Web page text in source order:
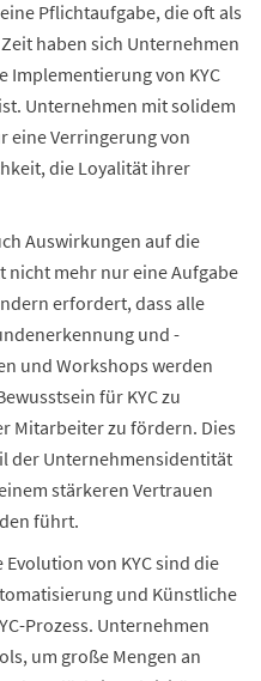
Pflichtaufgabe, die oft als
haben sich Unternehmen
Implementierung von KYC
Unternehmen mit solidem
eine Verringerung von
die Loyalität ihrer
Auswirkungen auf die
nicht mehr nur eine Aufgabe
erfordert, dass alle
und -
und Workshops werden
für KYC zu
Mitarbeiter zu fördern. Dies
der Unternehmensidentität
stärkeren Vertrauen
führt.
von KYC sind die
und Künstliche
Prozess. Unternehmen
um große Mengen an